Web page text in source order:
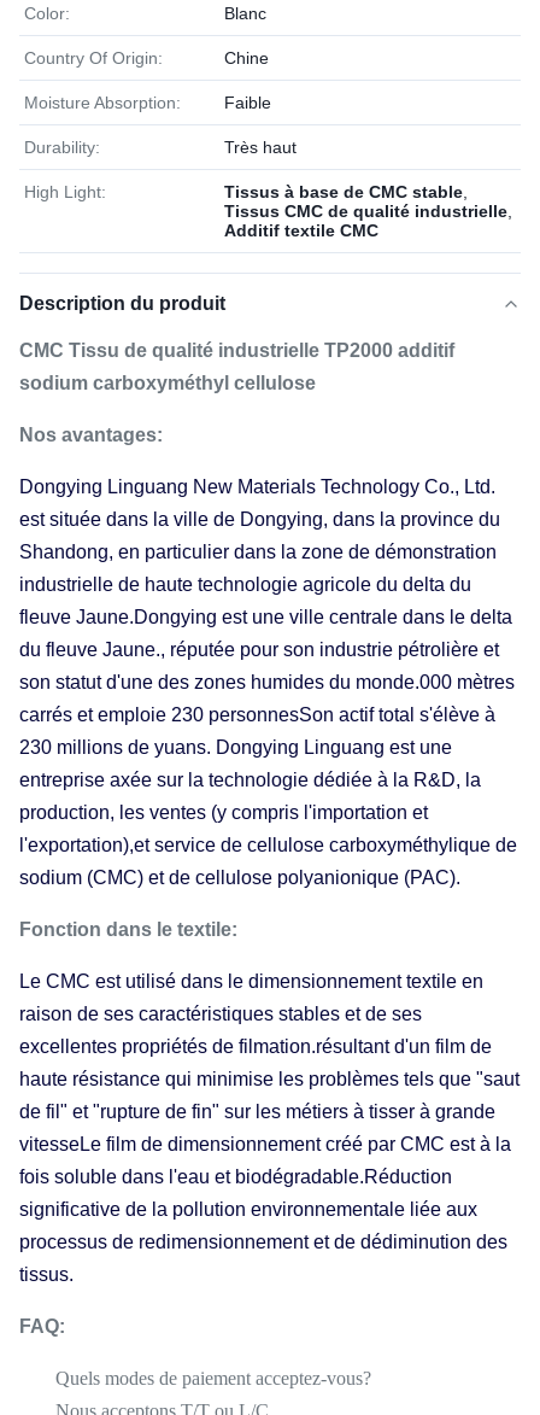
Color: Blanc
Country Of Origin: Chine
Moisture Absorption: Faible
Durability: Très haut
High Light: Tissus à base de CMC stable
Tissus CMC de qualité industrielle
Additif textile CMC
Description du produit
CMC Tissu de qualité industrielle TP2000 additif
sodium carboxyméthyl cellulose
Nos avantages:
Dongying Linguang New Materials Technology Co., Ltd.
est située dans la ville de Dongying, dans la province du
Shandong, en particulier dans la zone de démonstration
industrielle de haute technologie agricole du delta du
fleuve Jaune.Dongying est une ville centrale dans le delta
du fleuve Jaune., réputée pour son industrie pétrolière et
son statut d'une des zones humides du monde.000 mètres
carrés et emploie 230 personnesSon actif total s'élève à
230 millions de yuans. Dongying Linguang est une
entreprise axée sur la technologie dédiée à la R&D, la
production, les ventes (y compris l'importation et
l'exportation),et service de cellulose carboxyméthylique de
sodium (CMC) et de cellulose polyanionique (PAC).
Fonction dans le textile:
Le CMC est utilisé dans le dimensionnement textile en
raison de ses caractéristiques stables et de ses
excellentes propriétés de filmation.résultant d'un film de
haute résistance qui minimise les problèmes tels que "saut
de fil" et "rupture de fin" sur les métiers à tisser à grande
vitesseLe film de dimensionnement créé par CMC est à la
fois soluble dans l'eau et biodégradable.Réduction
significative de la pollution environnementale liée aux
processus de redimensionnement et de dédiminution des
tissus.
FAQ:
Quels modes de paiement acceptez-vous?
Nous acceptons T/T ou L/C.